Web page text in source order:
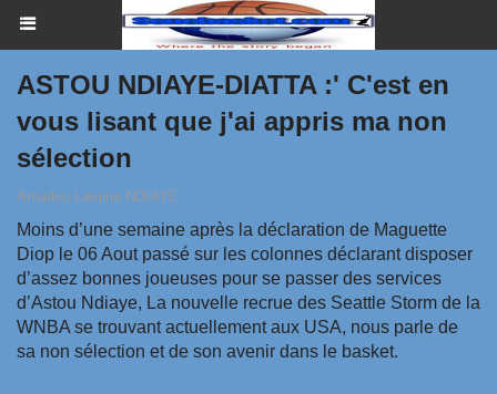
ASTOU NDIAYE-DIATTA :' C'est en
vous lisant que j'ai appris ma non
sélection
Amadou Lamine NDIAYE
Moins d’une semaine après la déclaration de Maguette
Diop le 06 Aout passé sur les colonnes déclarant disposer
d’assez bonnes joueuses pour se passer des services
d’Astou Ndiaye, La nouvelle recrue des Seattle Storm de la
WNBA se trouvant actuellement aux USA, nous parle de
sa non sélection et de son avenir dans le basket.